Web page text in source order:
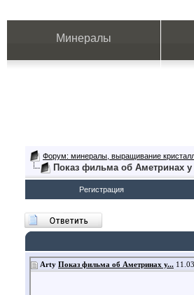
Минералы
Форум: минералы, выращивание
Показ фильма об Аметринах
Регистрация
Arty Показ фильма об Аметринах у...